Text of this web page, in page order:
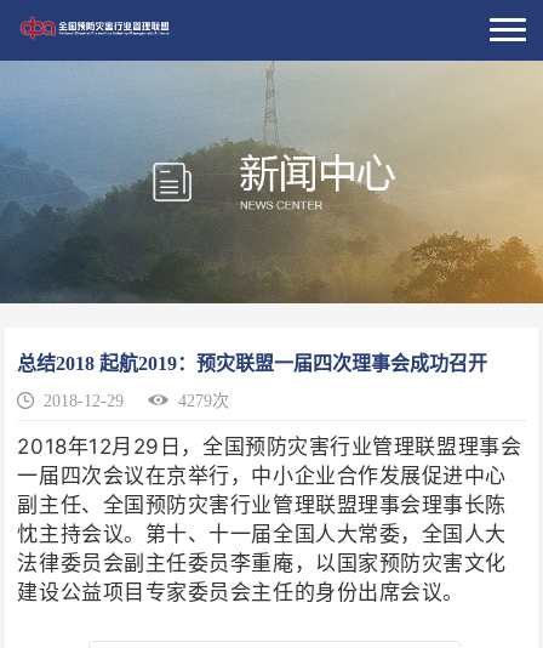
总结2018 起航2019：预灾联盟一届四次理事会成功召开
2018-12-29 4279次
2018年12月29日，全国预防灾害行业管理联盟理事会
一届四次会议在京举行，中小企业合作发展促进中心
副主任、全国预防灾害行业管理联盟理事会理事长陈
忱主持会议。第十、十一届全国人大常委，全国人大
法律委员会副主任委员李重庵，以国家预防灾害文化
建设公益项目专家委员会主任的身份出席会议。